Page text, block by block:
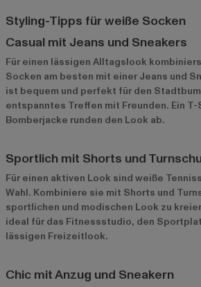
Styling-Tipps für weiße Socken
Casual mit Jeans und Sneakers
Für einen lässigen Alltagslook
Socken am besten mit einer Jeans und
ist bequem und perfekt für den
entspanntes Treffen mit Freunden. Ein
Bomberjacke runden den Look ab.
Sportlich mit Shorts und
Für einen aktiven Look sind weiße
Wahl. Kombiniere sie mit Shorts und
sportlichen und modischen Look zu
ideal für das Fitnessstudio, den
lässigen Freizeitlook.
Chic mit Anzug und Sneakern